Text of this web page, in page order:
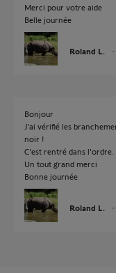
Merci pour votre aide
Belle journée
Roland L.
Bonjour
J'ai vérifié les
noir !
C'est rentré dans l'ordre.
Un tout grand merci
Bonne journée
Roland L.